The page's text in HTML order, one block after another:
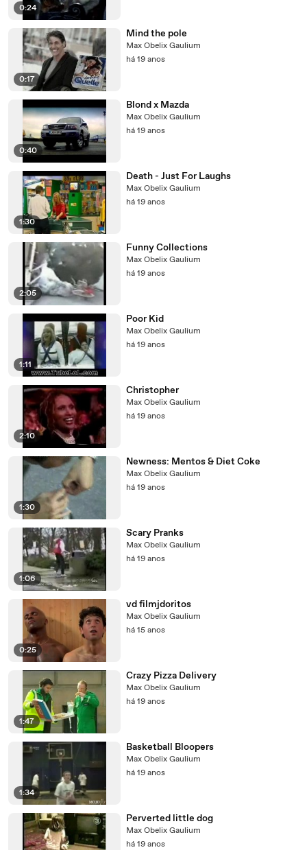
0:24
0:17
Mind the pole
Max Obelix Gaulium
há 19 anos
0:40
Blond x Mazda
Max Obelix Gaulium
há 19 anos
1:30
Death - Just For Laughs
Max Obelix Gaulium
há 19 anos
2:05
Funny Collections
Max Obelix Gaulium
há 19 anos
1:11
Poor Kid
Max Obelix Gaulium
há 19 anos
2:10
Christopher
Max Obelix Gaulium
há 19 anos
1:30
Newness: Mentos & Diet Coke
Max Obelix Gaulium
há 19 anos
1:06
Scary Pranks
Max Obelix Gaulium
há 19 anos
0:25
vd filmjdoritos
Max Obelix Gaulium
há 15 anos
1:47
Crazy Pizza Delivery
Max Obelix Gaulium
há 19 anos
1:34
Basketball Bloopers
Max Obelix Gaulium
há 19 anos
Perverted little dog
Max Obelix Gaulium
há 19 anos